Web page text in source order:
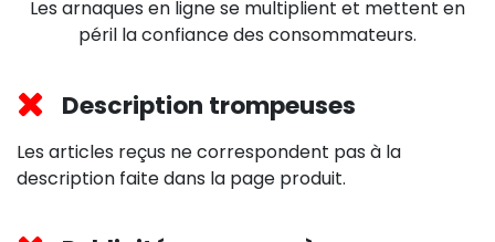
Les arnaques en ligne se multiplient et mettent en
péril la confiance des consommateurs.
Description trompeuses
Les articles reçus ne correspondent pas à la
description faite dans la page produit.